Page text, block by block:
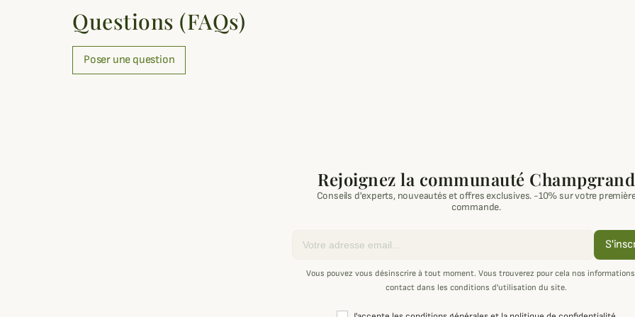
Questions (FAQs)
Poser une question
Rejoignez la communauté Champgrand
Conseils d'experts, nouveautés et offres exclusives. -10% sur votre
commande.
Vous pouvez vous désinscrire à tout moment. Vous trouverez pour cela nos
contact dans les conditions d'utilisation du site.